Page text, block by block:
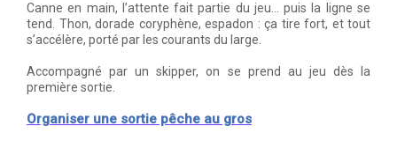
Canne en main, l’attente fait partie du jeu… puis la ligne se
tend. Thon, dorade coryphène, espadon : ça tire fort, et tout
s’accélère, porté par les courants du large.
Accompagné par un skipper, on se prend au jeu dès la
première sortie.
Organiser une sortie pêche au gros